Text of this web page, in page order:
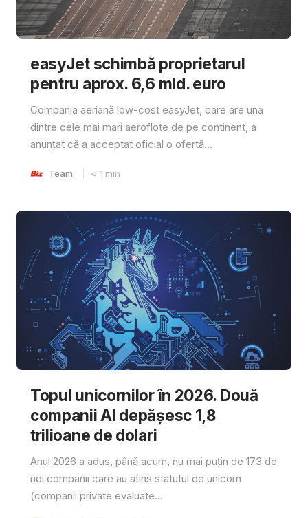
easyJet schimbă proprietarul
pentru aprox. 6,6 mld. euro
Compania aeriană low-cost easyJet, care are una
dintre cele mai mari aeroflote de pe continent, a
anunțat că a acceptat oficial o ofertă...
Team < 1 min
Topul unicornilor în 2026. Două
companii AI depășesc 1,8
trilioane de dolari
Anul 2026 a adus, până acum, nu mai puțin de 173 de
noi companii care au atins statutul de unicorn
(companii private evaluate...